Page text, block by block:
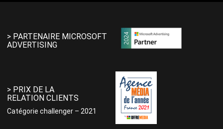
> PARTENAIRE MICROSOFT
ADVERTISING
> PRIX DE LA
RELATION CLIENTS
Catégorie challenger – 2021